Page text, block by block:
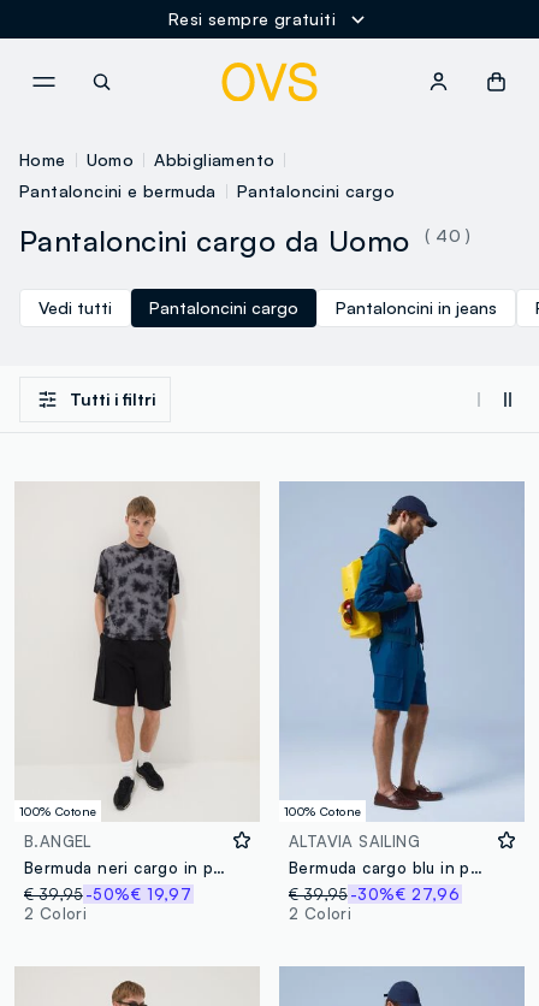
Resi sempre gratuiti
Home Uomo
Abbigliamento
Pantaloncini e bermuda
Pantaloncini cargo
Pantaloncini cargo da Uomo ( 40 )
Vedi tutti Pantaloncini cargo Pantaloncini in jeans
Tutti i filtri
100% Cotone
B.ANGEL
Bermuda neri cargo in puro cotone baggy fit
€ 39,95-50%€ 19,97
2 Colori
100% Cotone
ALTAVIA SAILING
Bermuda cargo blu in puro cotone ALTAVIA SAILING
€ 39,95 -30%€ 27,96
2 Colori